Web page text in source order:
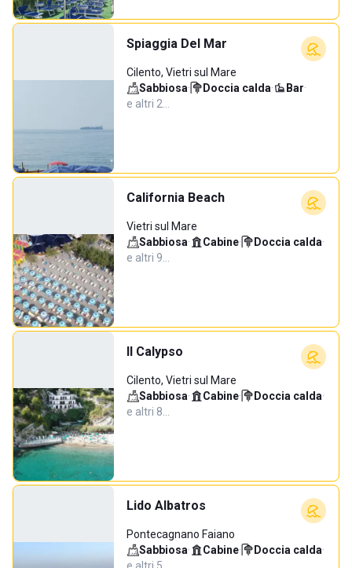
Spiaggia Del Mar
Cilento, Vietri sul Mare
Sabbiosa· Doccia calda· Bar·
e altri 2…
California Beach
Vietri sul Mare
Sabbiosa· Cabine· Doccia calda·
e altri 9…
Il Calypso
Cilento, Vietri sul Mare
Sabbiosa· Cabine· Doccia calda·
e altri 8…
Lido Albatros
Pontecagnano Faiano
Sabbiosa· Cabine· Doccia calda·